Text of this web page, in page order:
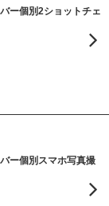
ー個別2ショットチェ
ー個別スマホ写真撮